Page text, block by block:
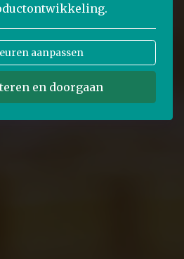
aanpassen
en doorgaan